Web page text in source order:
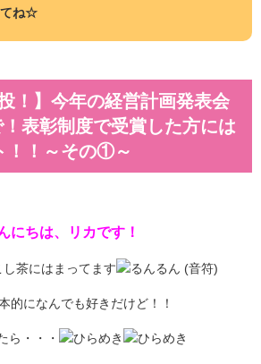
てね☆
！】今年の経営計画発表会
表彰制度で受賞した方には
！！～その①～
にちは、リカです！
茶にはまってます
的になんでも好きだけど！！
ら・・・